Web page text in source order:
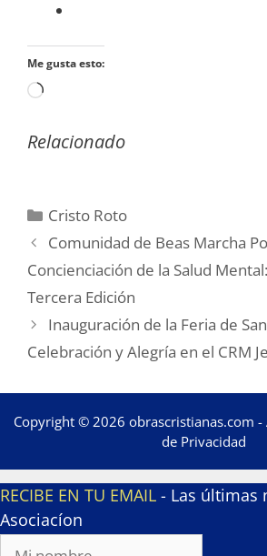
Me gusta esto:
Cargando...
Relacionado
Categorías
Cristo Roto
Comunidad de Beas Marcha
Concienciación de la Salud
Tercera Edición
Inauguración de la Feria de
Celebración y Alegría en el CRM
Copyright © 2026 obrascristianas.com -
de Privacidad
RECIBE EN TU EMAIL - Las últimas
Asociacíon